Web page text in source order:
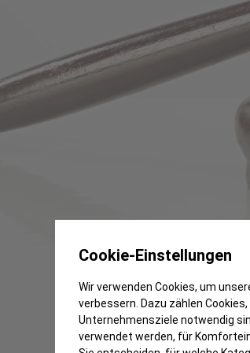
Cookie-Einstellungen
Wir verwenden Cookies, um
verbessern. Dazu zählen
Unternehmensziele notwendig
verwendet werden, für